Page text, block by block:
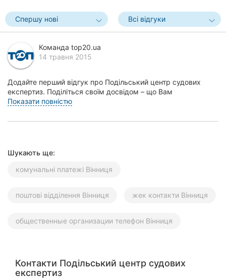
Полтава
Чернігів
Чернівці
Франківськ
Луцьк
Ужгород
Спершу нові Всі відгуки
Команда top20.ua
14 травня 2015
Додайте перший відгук про Подільський центр судових
експертиз. Поділіться своїм досвідом – що Вам
сподобалось, а що ні! Це допоможе іншим жителям Вінн...
Показати повністю
Шукають ще:
комунальні платежі Вінниця
поштові відділення Вінниця жек контакти Вінниця
общественные организации телефон Вінниця
Контакти Подільський центр судових
експертиз